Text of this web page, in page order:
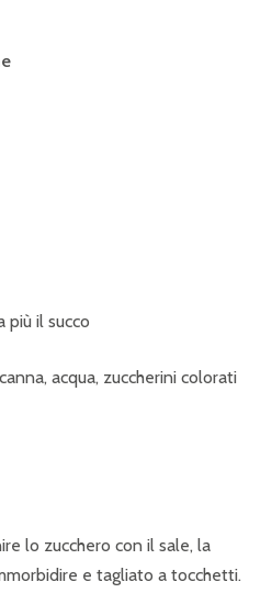
più il succo
acqua, zuccherini colorati
lo zucchero con il sale, la
e tagliato a tocchetti.